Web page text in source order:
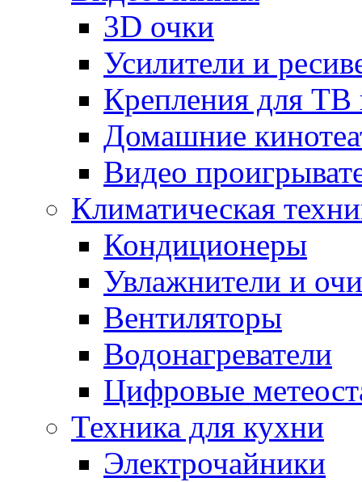
3D очки
Усилители и
Крепления для ТВ
Домашние
Видео
Климатическая
Кондиционеры
Увлажнители и
Вентиляторы
Водонагреватели
Цифровые
Техника для кухни
Электрочайники